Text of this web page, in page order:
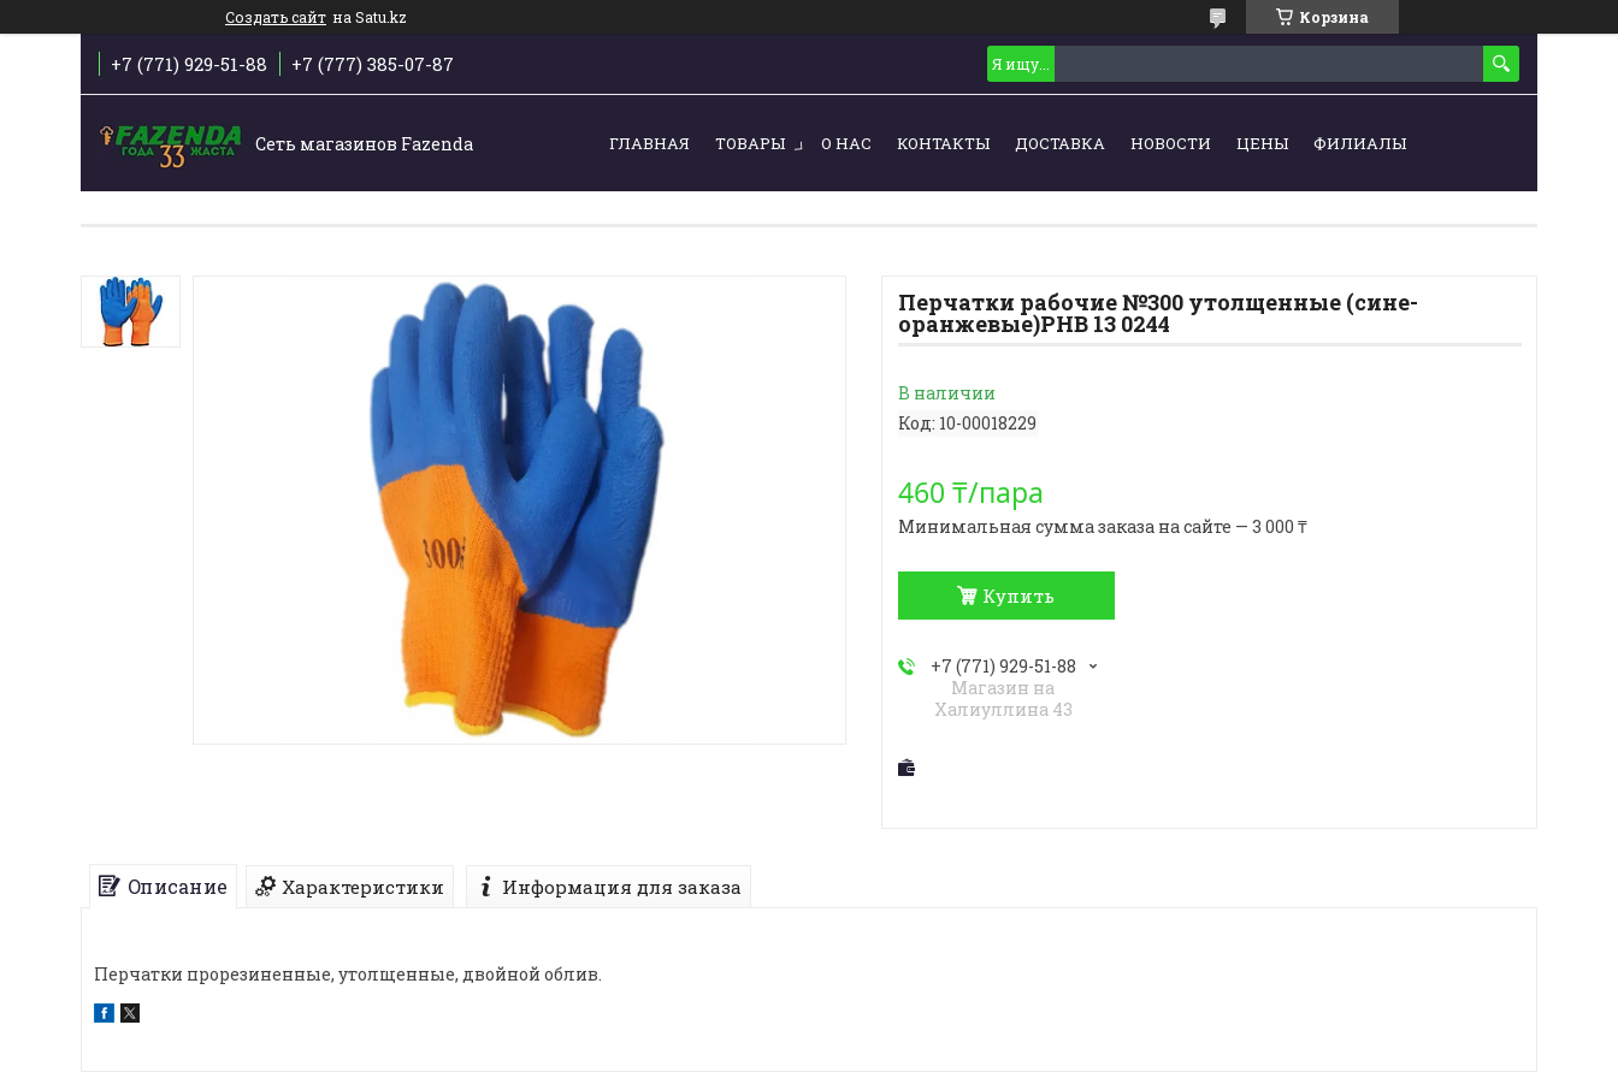
Создать сайт на Satu.kz Корзина
+7 (771) 929-51-88 +7 (777) 385-07-87
Сеть магазинов Fazenda ГЛАВНАЯ ТОВАРЫ О НАС КОНТАКТЫ ДОСТАВКА НОВОСТИ ЦЕНЫ ФИЛИАЛЫ
Перчатки рабочие №300 утолщенные (сине-
оранжевые)PHB 13 0244
В наличии
Код: 10-00018229
460 ₸/пара
Минимальная сумма заказа на сайте — 3 000 ₸
Купить
+7 (771) 929-51-88
Магазин на
Халиуллина 43
Описание Характеристики Информация для заказа
Перчатки прорезиненные, утолщенные, двойной облив.